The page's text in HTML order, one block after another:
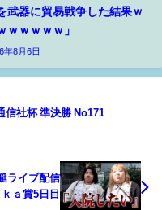
武器に貿易戦争した結果ｗ
ｗｗｗｗｗ」
年8月6日
信社杯 準決勝 No171
ライブ配信
ａ賞5日目